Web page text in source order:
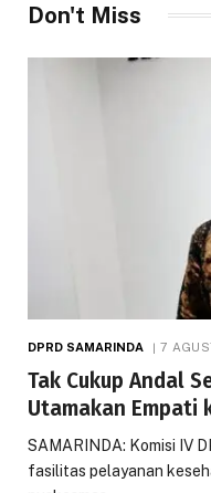
Don't Miss
DPRD SAMARINDA 7
Tak Cukup Andal
Utamakan Empati
SAMARINDA: Komisi IV
fasilitas pelayanan